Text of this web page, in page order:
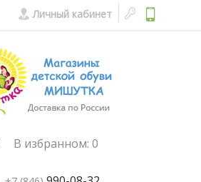
Личный кабинет
В избранном: 0